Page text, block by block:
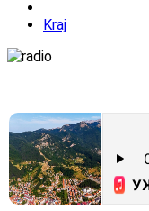
Kraj